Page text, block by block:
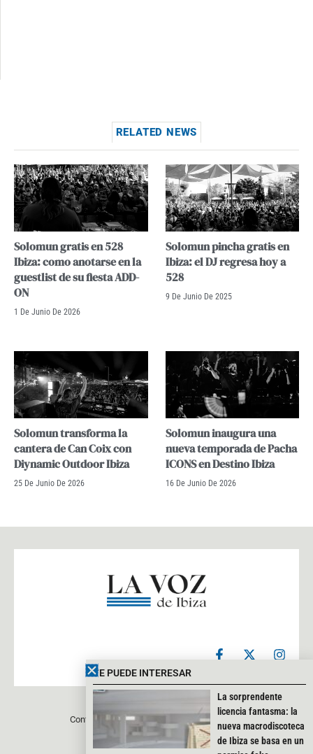
RELATED NEWS
Solomun gratis en 528
Ibiza: como anotarse en la
guestlist de su fiesta ADD-
ON
1 De Junio De 2026
Solomun pincha gratis en
Ibiza: el DJ regresa hoy a
528
9 De Junio De 2025
Solomun transforma la
cantera de Can Coix con
Diynamic Outdoor Ibiza
25 De Junio De 2026
Solomun inaugura una
nueva temporada de Pacha
ICONS en Destino Ibiza
16 De Junio De 2026
F
a
e
b
o
o
k
-
X
-
w
i
t
t
e
r
I
n
t
a
g
r
a
m
Contacto Aviso legal Política de privacidad
TE PUEDE INTERESAR
La sorprendente
licencia fantasma: la
nueva macrodiscoteca
de Ibiza se basa en un